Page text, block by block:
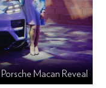
Porsche Macan Reveal